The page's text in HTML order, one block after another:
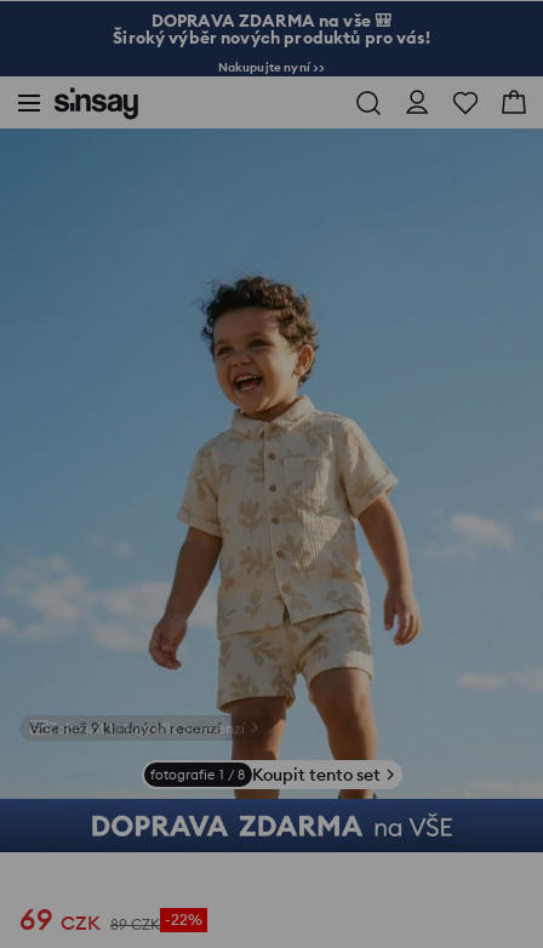
DOPRAVA ZDARMA na vše 🎒
Široký výběr nových produktů pro vás!
Nakupujte nyní >>
Zobrazit fotografie z recenzí
fotografie 1 / 8 Koupit tento set
69 CZK 89 CZK -22%